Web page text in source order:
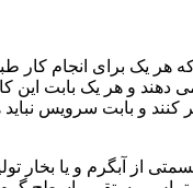
هر یک برای انجام کار
دهند و هر یک بابت این
و بابت سرویس نباید
آبگرم و یا بخار